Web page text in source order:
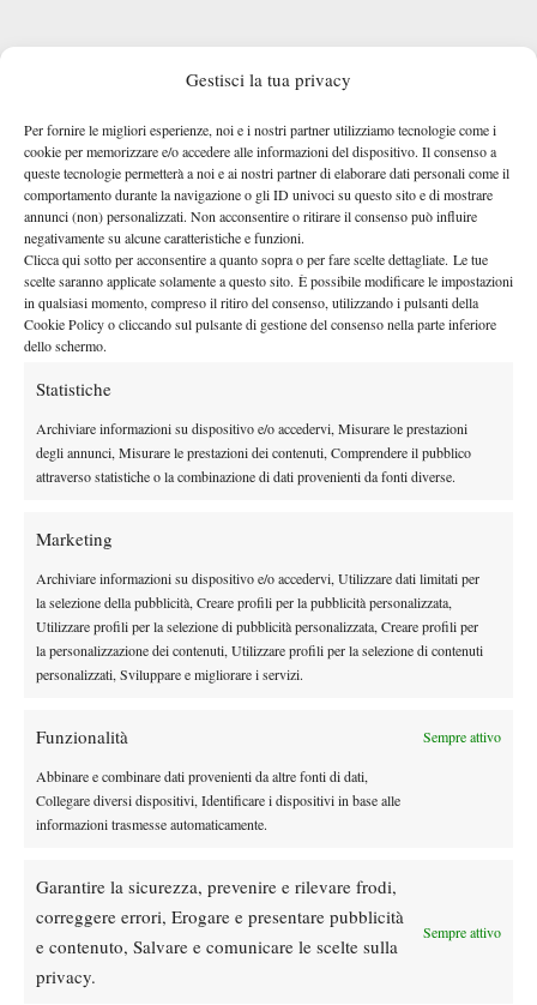
Gestisci la tua privacy
Per fornire le migliori esperienze, noi e i nostri partner utilizziamo tecnologie come i
cookie per memorizzare e/o accedere alle informazioni del dispositivo. Il consenso a
queste tecnologie permetterà a noi e ai nostri partner di elaborare dati personali come il
comportamento durante la navigazione o gli ID univoci su questo sito e di mostrare
annunci (non) personalizzati. Non acconsentire o ritirare il consenso può influire
negativamente su alcune caratteristiche e funzioni.
Clicca qui sotto per acconsentire a quanto sopra o per fare scelte dettagliate. Le tue
scelte saranno applicate solamente a questo sito. È possibile modificare le impostazioni
in qualsiasi momento, compreso il ritiro del consenso, utilizzando i pulsanti della
Cookie Policy o cliccando sul pulsante di gestione del consenso nella parte inferiore
dello schermo.
Statistiche
Archiviare informazioni su dispositivo e/o accedervi, Misurare le prestazioni
degli annunci, Misurare le prestazioni dei contenuti, Comprendere il pubblico
attraverso statistiche o la combinazione di dati provenienti da fonti diverse.
Marketing
Archiviare informazioni su dispositivo e/o accedervi, Utilizzare dati limitati per
la selezione della pubblicità, Creare profili per la pubblicità personalizzata,
Utilizzare profili per la selezione di pubblicità personalizzata, Creare profili per
la personalizzazione dei contenuti, Utilizzare profili per la selezione di contenuti
personalizzati, Sviluppare e migliorare i servizi.
Funzionalità Sempre attivo
Abbinare e combinare dati provenienti da altre fonti di dati,
Collegare diversi dispositivi, Identificare i dispositivi in base alle
informazioni trasmesse automaticamente.
Garantire la sicurezza, prevenire e rilevare frodi,
correggere errori, Erogare e presentare pubblicità
e contenuto, Salvare e comunicare le scelte sulla
privacy.
Sempre attivo
DI TENDENZA
Norrie scrive la sua favola a Montreal,
rimonta folle su de Minaur
Atp News
Masters 1000 Montreal 2026: programma,
orario e ordine di gioco venerdì 7 agosto.
Masters 1000 Montreal 2026: Darderi
rimonta Shang e vola agli ottavi
SOCIAL